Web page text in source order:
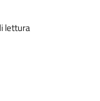
lettura